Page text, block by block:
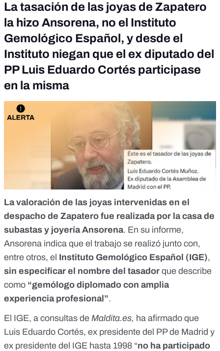
La tasación de las joyas de Zapatero
la hizo Ansorena, no el Instituto
Gemológico Español, y desde el
Instituto niegan que el ex diputado del
PP Luis Eduardo Cortés participase
en la misma
La valoración de las joyas intervenidas en el
despacho de Zapatero fue realizada por la casa de
subastas y joyería Ansorena. En su informe,
Ansorena indica que el trabajo se realizó junto con,
entre otros, el Instituto Gemológico Español (IGE),
sin especificar el nombre del tasador que describe
como “gemólogo diplomado con amplia
experiencia profesional”.
El IGE, a consultas de Maldita.es, ha afirmado que
Luis Eduardo Cortés, ex presidente del PP de Madrid y
ex presidente del IGE hasta 1998 “no ha participado